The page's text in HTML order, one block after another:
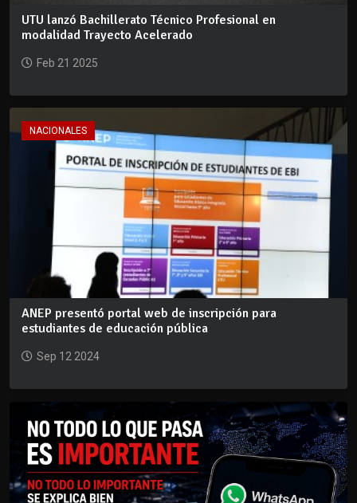
UTU lanzó Bachillerato Técnico Profesional en
modalidad Trayecto Acelerado
Feb 21 2025
NACIONALES
ANEP presentó portal web de inscripción para
estudiantes de educación pública
Sep 12 2024